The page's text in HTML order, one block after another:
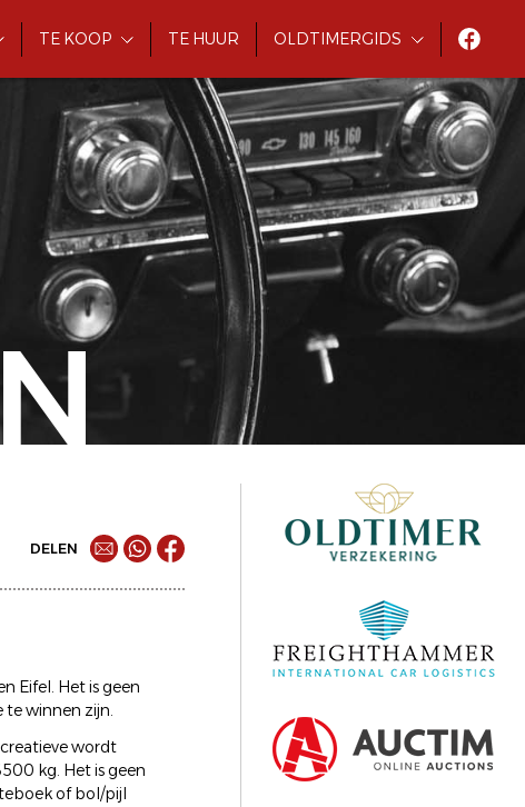
TE KOOP TE HUUR OLDTIMERGIDS
DELEN
Eifel. Het is geen
te winnen zijn.
wordt
kg. Het is geen
of bol/pijl